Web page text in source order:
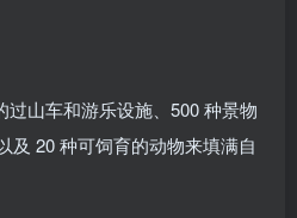
山车和游乐设施、500 种景物
及 20 种可饲育的动物来填满自